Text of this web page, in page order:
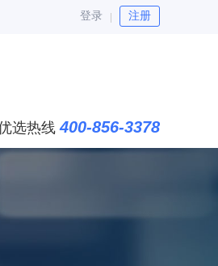
登录 注册
选热线400-856-3378